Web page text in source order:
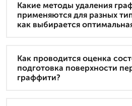
Какие методы удаления
применяются для разных
как выбирается
Как проводится оценка
подготовка поверхности
граффити?